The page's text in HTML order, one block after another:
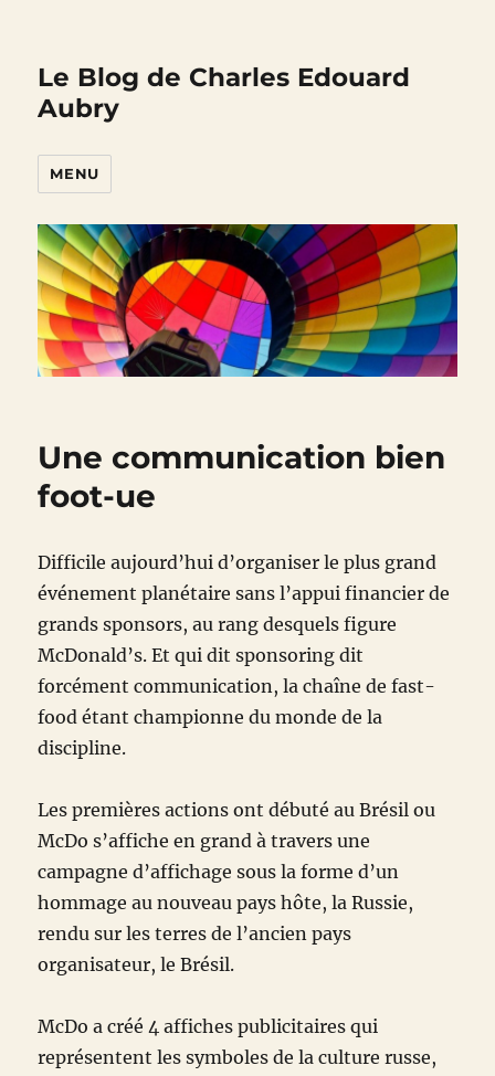
Le Blog de Charles Edouard
Aubry
MENU
Une communication bien
foot-ue
Difficile aujourd’hui d’organiser le plus grand
événement planétaire sans l’appui financier de
grands sponsors, au rang desquels figure
McDonald’s. Et qui dit sponsoring dit
forcément communication, la chaîne de fast-
food étant championne du monde de la
discipline.
Les premières actions ont débuté au Brésil ou
McDo s’affiche en grand à travers une
campagne d’affichage sous la forme d’un
hommage au nouveau pays hôte, la Russie,
rendu sur les terres de l’ancien pays
organisateur, le Brésil.
McDo a créé 4 affiches publicitaires qui
représentent les symboles de la culture russe,